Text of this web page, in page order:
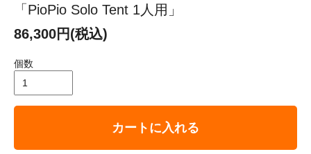
「PioPio Solo Tent 1人用」
86,300円(税込)
個数
カートに入れる